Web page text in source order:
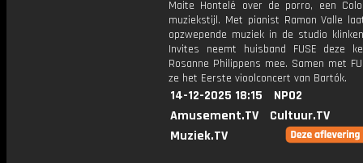
Maite Hontelé over de porro, een
muziekstijl. Met pianist Ramon Valle
opzwepende muziek in de studio
Invites neemt huisband FUSE deze
Rosanne Philippens mee. Samen met
ze het Eerste vioolconcert van Bartók.
14-12-2025 18:15
NPO2
Amusement.TV
Cultuur.TV
Muziek.TV